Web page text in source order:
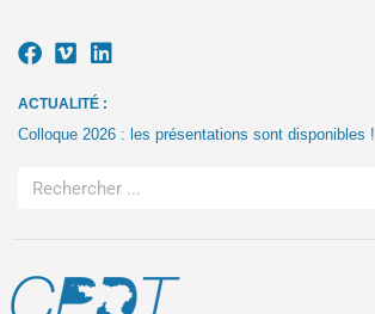
ACTUALITÉ :
Colloque 2026 : les présentations sont disponibles !